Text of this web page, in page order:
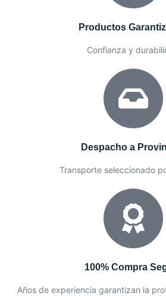
Productos
Confianza y
Despacho a
Transporte seleccionado
100% Compra
Años de experiencia garantizan la